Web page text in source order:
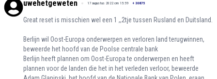
uwehetgeweten 17 augustus 2022 om 15:59 + 30875
Great reset is misschien wel een 1 ,,2tje tussen Rusland en Duitsland.
Berlijn wil Oost-Europa onderwerpen en verloren land terugwinnen,
beweerde het hoofd van de Poolse centrale bank
Berlijn heeft plannen om Oost-Europa te onderwerpen en heeft
plannen voor de landen die het in het verleden verloor, beweerde